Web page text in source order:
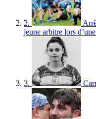
2.
jeune arbitre lors
3.